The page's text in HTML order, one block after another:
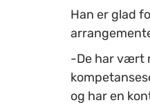
Han er glad
-De har vært
og har en